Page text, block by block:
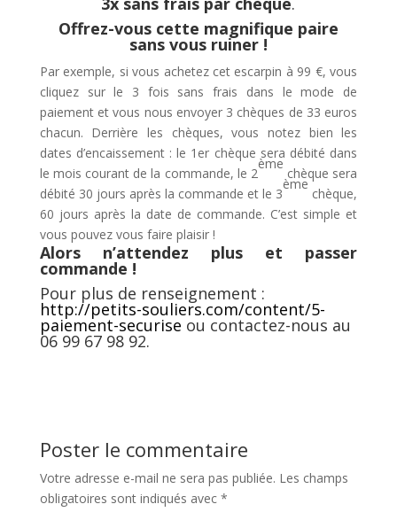
Offrez-vous cette magnifique paire
sans vous ruiner !
Par exemple, si vous achetez cet escarpin à 99 €, vous
cliquez sur le 3 fois sans frais dans le mode de
paiement et vous nous envoyer 3 chèques de 33 euros
chacun. Derrière les chèques, vous notez bien les
dates d’encaissement : le 1er chèque sera débité dans
le mois courant de la commande, le 2
ème
chèque sera
débité 30 jours après la commande et le 3
ème
chèque,
60 jours après la date de commande. C’est simple et
vous pouvez vous faire plaisir !
Alors n’attendez plus et passer
commande !
Pour plus de renseignement :
http://petits-souliers.com/content/5-
paiement-securise ou contactez-nous au
06 99 67 98 92.
Poster le commentaire
Votre adresse e-mail ne sera pas publiée. Les champs
obligatoires sont indiqués avec *